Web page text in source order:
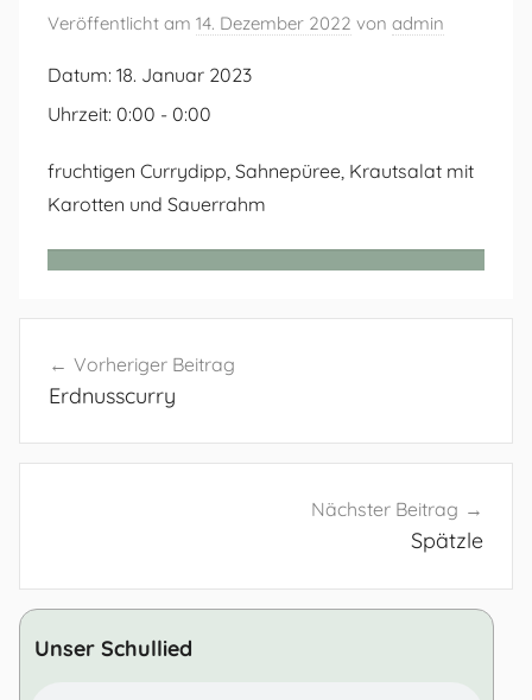
Veröffentlicht am 14. Dezember 2022 von admin
Datum: 18. Januar 2023
Uhrzeit: 0:00 - 0:00
fruchtigen Currydipp, Sahnepüree, Krautsalat mit
Karotten und Sauerrahm
Vorheriger Beitrag
Erdnusscurry
Nächster Beitrag
Spätzle
Unser Schullied